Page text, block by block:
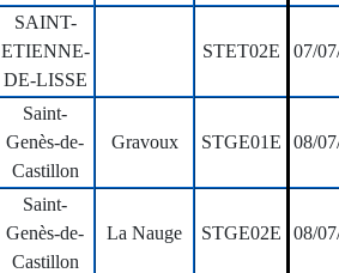
SAINT-
ETIENNE-
DE-LISSE
STET02E 07/
Saint-
Genès-de-
Castillon
Gravoux STGE01E 08/
Saint-
Genès-de-
Castillon
La Nauge STGE02E 08/